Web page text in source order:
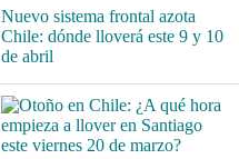
Nuevo sistema frontal azota
Chile: dónde lloverá este 9 y 10
de abril